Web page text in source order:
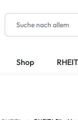
Shop